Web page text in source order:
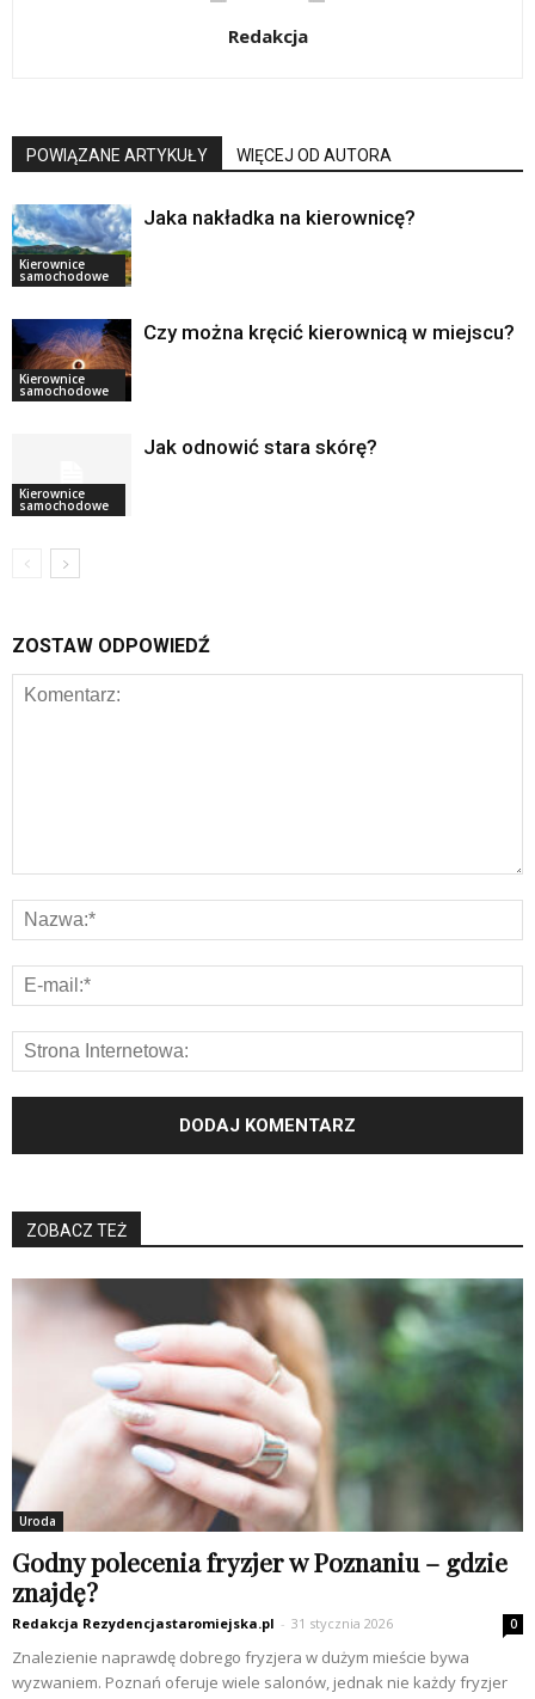
Redakcja
POWIĄZANE ARTYKUŁY WIĘCEJ OD AUTORA
Kierownice
samochodowe
Jaka nakładka na kierownicę?
Kierownice
samochodowe
Czy można kręcić kierownicą w miejscu?
Kierownice
samochodowe
Jak odnowić stara skórę?
ZOSTAW ODPOWIEDŹ
ZOBACZ TEŻ
Uroda
Godny polecenia fryzjer w Poznaniu – gdzie
znajdę?
Redakcja Rezydencjastaromiejska.pl - 31 stycznia 2026 0
Znalezienie naprawdę dobrego fryzjera w dużym mieście bywa
wyzwaniem. Poznań oferuje wiele salonów, jednak nie każdy fryzjer